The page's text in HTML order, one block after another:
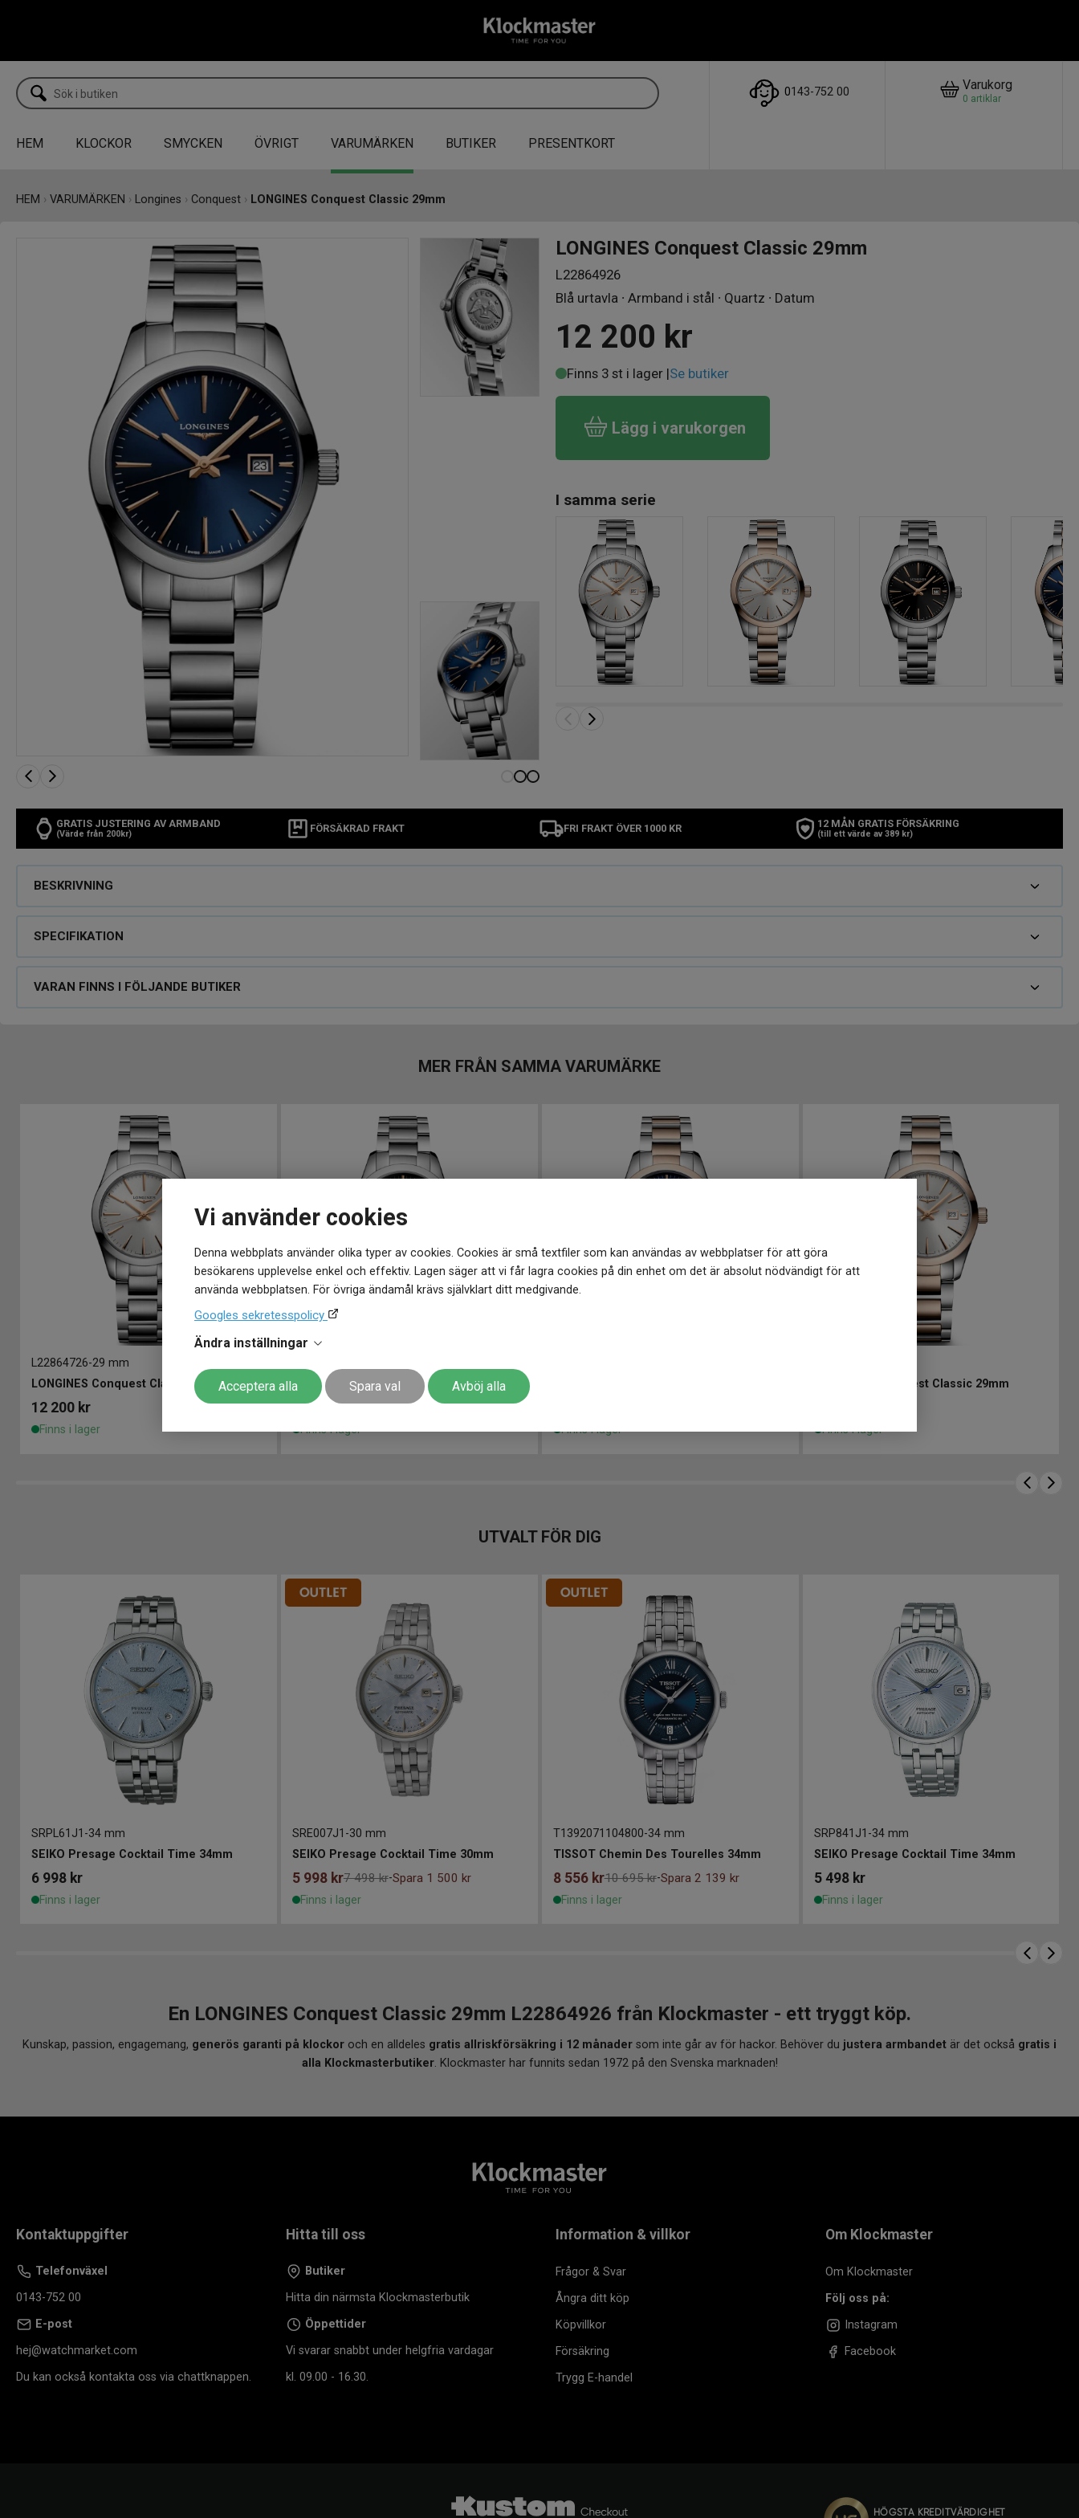
Vi använder cookies
Denna webbplats använder olika typer av cookies. Cookies är små textfiler som kan användas av webbplatser för att göra
besökarens upplevelse enkel och effektiv. Lagen säger att vi får lagra cookies på din enhet om det är absolut nödvändigt för att
använda webbplatsen. För övriga ändamål krävs självklart ditt medgivande.
Googles sekretesspolicy
Ändra inställningar
Acceptera alla Spara val Avböj alla
0143-752 00 Varukorg
0 artiklar
HEM KLOCKOR SMYCKEN ÖVRIGT VARUMÄRKEN BUTIKER PRESENTKORT
HEM › VARUMÄRKEN › Longines › Conquest › LONGINES Conquest Classic 29mm
LONGINES Conquest Classic 29mm
L22864926
Blå urtavla ∙ Armband i stål ∙ Quartz ∙ Datum
12 200 kr
Finns 3 st i lager |Se butiker
Lägg i varukorgen
I samma serie
GRATIS JUSTERING AV ARMBAND
(Värde från 200kr) FÖRSÄKRAD FRAKT FRI FRAKT ÖVER 1000 KR 12 MÅN GRATIS FÖRSÄKRING
(till ett värde av 389 kr)
BESKRIVNING
SPECIFIKATION
VARAN FINNS I FÖLJANDE BUTIKER
MER FRÅN SAMMA VARUMÄRKE
L22864726-29 mm
LONGINES Conquest Classic 29mm
12 200 kr
Finns i lager
LONGINES Conquest Classic 29mm
12 200 kr
Finns i lager Finns i lager
LONGINES Conquest Classic 29mm
Finns i lager
UTVALT FÖR DIG
SRPL61J1 -34 mm
SEIKO Presage Cocktail Time 34mm
6 998 kr
Finns i lager
SRE007J1 -30 mm
SEIKO Presage Cocktail Time 30mm
5 998 kr7 498 kr-Spara 1 500 kr
Finns i lager
T1392071104800-34 mm
TISSOT Chemin Des Tourelles 34mm
8 556 kr10 695 kr-Spara 2 139 kr
Finns i lager
SRP841J1 -34 mm
SEIKO Presage Cocktail Time 34mm
5 498 kr
Finns i lager
En LONGINES Conquest Classic 29mm L22864926 från Klockmaster - ett tryggt köp.
Kunskap, passion, engagemang, generös garanti på klockor och en alldeles gratis allriskförsäkring i 12 månader som inte går av för hackor. Behöver du justera armbandet är det också gratis i
alla Klockmasterbutiker. Klockmaster har funnits sedan 1972 på den Svenska marknaden!
Kontaktuppgifter
Telefonväxel
0143-752 00
E-post
hej@watchmarket.com
Du kan också kontakta oss via chattknappen.
Hitta till oss
Butiker
Hitta din närmsta Klockmasterbutik
Öppettider
Vi svarar snabbt under helgfria vardagar
kl. 09.00 - 16.30.
Information & villkor
Frågor & Svar
Ångra ditt köp
Köpvillkor
Försäkring
Trygg E-handel
Om Klockmaster
Om Klockmaster
Följ oss på:
Instagram
Facebook